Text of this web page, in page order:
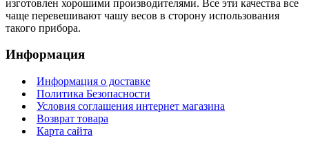
изготовлен хорошими производителями. Все эти качества все
чаще перевешивают чашу весов в сторону использования
такого прибора.
Информация
Информация о доставке
Политика Безопасности
Условия соглашения интернет магазина
Возврат товара
Карта сайта